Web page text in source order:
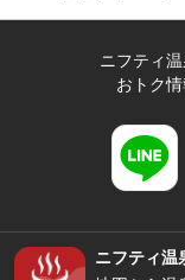
ニフティ
おトク
ニフティ温